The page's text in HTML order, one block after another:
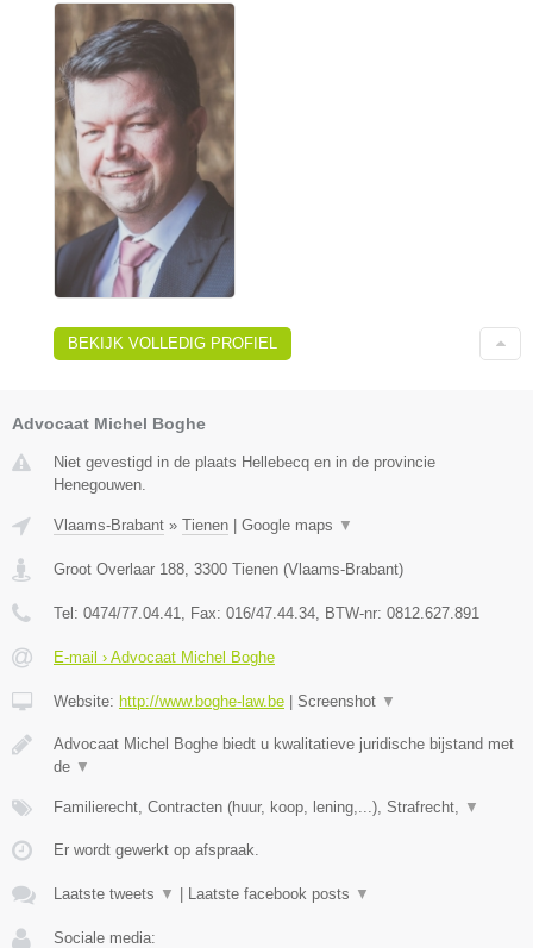
BEKIJK VOLLEDIG PROFIEL
Advocaat Michel Boghe
Niet gevestigd in de plaats Hellebecq en in de provincie
Henegouwen.
Vlaams-Brabant » Tienen Google maps ▼
Groot Overlaar 188 3300 Tienen (Vlaams-Brabant)
Tel: 0474/77.04.41 , Fax: 016/47.44.34 , BTW-nr: ​0812.627.891
E-mail › Advocaat Michel Boghe
Website: http://www.boghe-law.be Screenshot ▼
Advocaat Michel Boghe biedt u kwalitatieve juridische bijstand met
de ▼
Familierecht, Contracten (huur, koop, lening,...), Strafrecht, ▼
Er wordt gewerkt op afspraak.
Laatste tweets ▼ Laatste facebook posts ▼
Sociale media: